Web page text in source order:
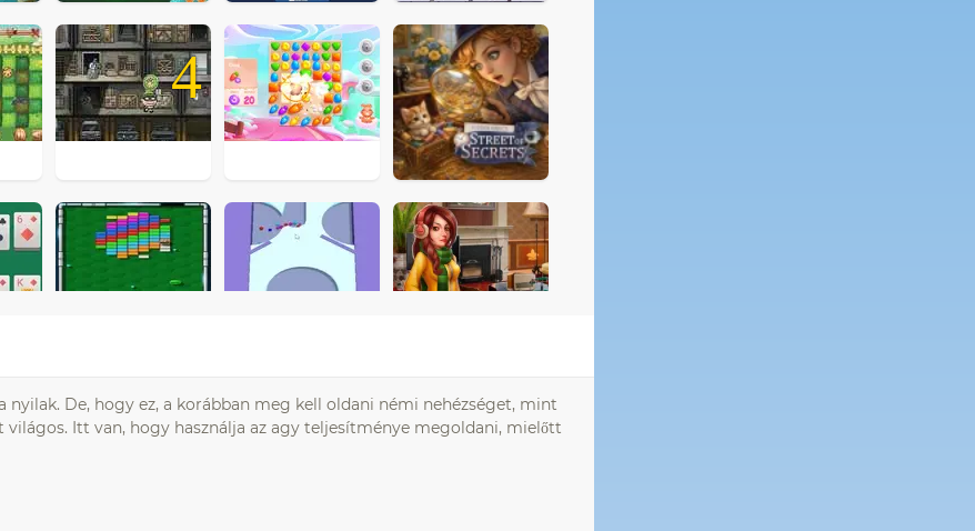
4
De, hogy ez, a korábban meg kell oldani némi nehézséget, mint
világos. Itt van, hogy használja az agy teljesítménye megoldani, mielőtt